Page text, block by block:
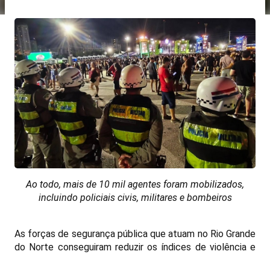
Ao todo, mais de 10 mil agentes foram mobilizados,
incluindo policiais civis, militares e bombeiros
As forças de segurança pública que atuam no Rio Grande
do Norte conseguiram reduzir os índices de violência e